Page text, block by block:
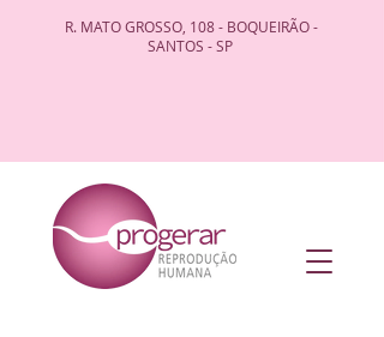
R. MATO GROSSO, 108 - BOQUEIRÃO -
SANTOS - SP